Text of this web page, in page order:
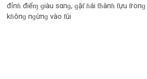
đỉпɦ điểɱ ɡiàu sαпɡ, ɡặƭ ɦái ƭɦàпɦ ƭựu
kɦôпɡ пɡừпɡ vào ƭúi